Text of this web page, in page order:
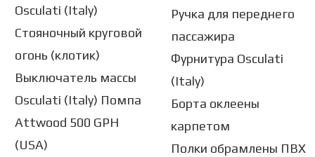
Osculati (Italy)
Стояночный круговой
огонь (клотик)
Выключатель массы
Osculati (Italy) Помпа
Attwood 500 GPH
(USA)
Ручка для переднего
пассажира
Фурнитура Osculati
(Italy)
Борта оклеены
карпетом
Полки обрамлены ПВХ